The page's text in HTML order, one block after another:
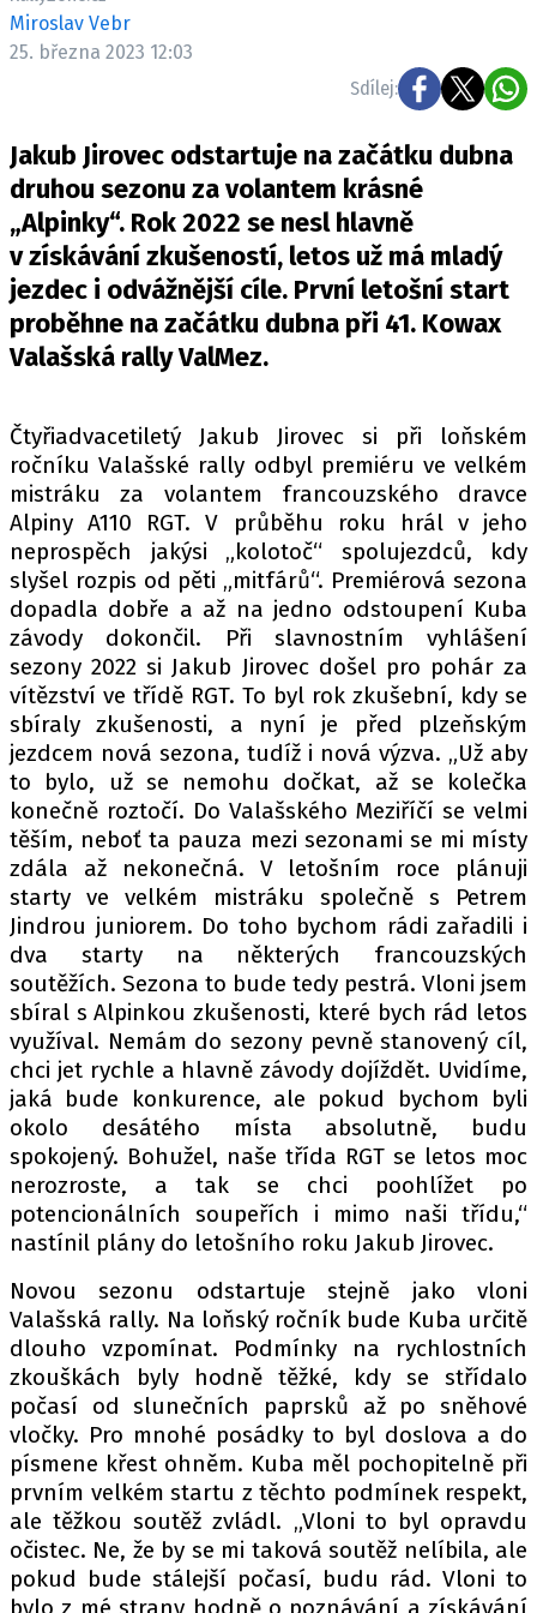
TRH S ELEKTROMOBILY
RALLY
OSTATNÍ
TISKOVKY
ROZHOVORY
DAKAR
ZE SVĚTA
MOTORSPORT
PIT LANE
ČEŠI V AKCI
FIA CEZ & POHÁRY
MEZINÁRODNÍ SCÉNA
SLEDUJTE NÁS NA|
Máte příběh, fotku nebo video?
Pošlete e-mail na autoroad.cz
ETICKÝ KODEX
KONTAKT
VYDAVATEL
INZERCE
OSOBNÍ ÚDAJE / COOKIES
Provozovatelem serveru autoroad.cz je
INCORP MEDIA GROUP s.r.o., IČ: 118 23 054
Miroslav Vebr
25. března 2023 12:03
Sdílej:
Jakub Jirovec odstartuje na začátku dubna
druhou sezonu za volantem krásné
„Alpinky“. Rok 2022 se nesl hlavně
v získávání zkušeností, letos už má mladý
jezdec i odvážnější cíle. První letošní start
proběhne na začátku dubna při 41. Kowax
Valašská rally ValMez.
Čtyřiadvacetiletý Jakub Jirovec si při loňském
ročníku Valašské rally odbyl premiéru ve velkém
mistráku za volantem francouzského dravce
Alpiny A110 RGT. V průběhu roku hrál v jeho
neprospěch jakýsi „kolotoč“ spolujezdců, kdy
slyšel rozpis od pěti „mitfárů“. Premiérová sezona
dopadla dobře a až na jedno odstoupení Kuba
závody dokončil. Při slavnostním vyhlášení
sezony 2022 si Jakub Jirovec došel pro pohár za
vítězství ve třídě RGT. To byl rok zkušební, kdy se
sbíraly zkušenosti, a nyní je před plzeňským
jezdcem nová sezona, tudíž i nová výzva. „Už aby
to bylo, už se nemohu dočkat, až se kolečka
konečně roztočí. Do Valašského Meziříčí se velmi
těším, neboť ta pauza mezi sezonami se mi místy
zdála až nekonečná. V letošním roce plánuji
starty ve velkém mistráku společně s Petrem
Jindrou juniorem. Do toho bychom rádi zařadili i
dva starty na některých francouzských
soutěžích. Sezona to bude tedy pestrá. Vloni jsem
sbíral s Alpinkou zkušenosti, které bych rád letos
využíval. Nemám do sezony pevně stanovený cíl,
chci jet rychle a hlavně závody dojíždět. Uvidíme,
jaká bude konkurence, ale pokud bychom byli
okolo desátého místa absolutně, budu
spokojený. Bohužel, naše třída RGT se letos moc
nerozroste, a tak se chci poohlížet po
potencionálních soupeřích i mimo naši třídu,“
nastínil plány do letošního roku Jakub Jirovec.
Novou sezonu odstartuje stejně jako vloni
Valašská rally. Na loňský ročník bude Kuba určitě
dlouho vzpomínat. Podmínky na rychlostních
zkouškách byly hodně těžké, kdy se střídalo
počasí od slunečních paprsků až po sněhové
vločky. Pro mnohé posádky to byl doslova a do
písmene křest ohněm. Kuba měl pochopitelně při
prvním velkém startu z těchto podmínek respekt,
ale těžkou soutěž zvládl. „Vloni to byl opravdu
očistec. Ne, že by se mi taková soutěž nelíbila, ale
pokud bude stálejší počasí, budu rád. Vloni to